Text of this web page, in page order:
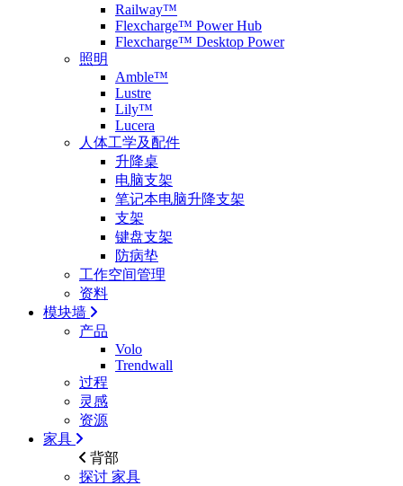
Railway™
Flexcharge™ Power Hub
Flexcharge™ Desktop Power
照明
Amble™
Lustre
Lily™
Lucera
人体工学及配件
升降桌
电脑支架
笔记本电脑升降支架
支架
键盘支架
防病垫
工作空间管理
资料
模块墙
产品
Volo
Trendwall
过程
灵感
资源
家具
背部
探讨 家具